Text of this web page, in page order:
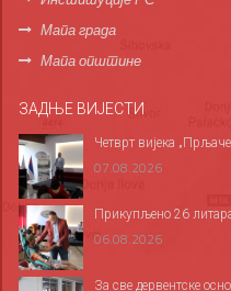
Мапа града
Мапа општине
ЗАДЊЕ ВИЈЕСТИ
Четврт вијека
07.08.2026
Прикупљено 26
06.08.2026
За све дервентске